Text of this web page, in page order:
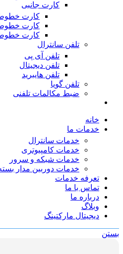
کارت جانبی
کارت خطوط
کارت خطوط
کارت
تلفن سانترال
تلفن آی پی
تلفن دیجیتال
تلفن هایبرید
تلفن گویا
ضبط مکالمات تلفنی
خانه
خدمات ما
خدمات سانترال
خدمات کامپیوتری
خدمات شبکه و سرور
خدمات دوربین مدار
تعرفه خدمات
تماس با ما
درباره ما
وبلاگ
دیجیتال مارکتینگ
بستن